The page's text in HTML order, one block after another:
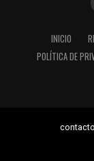
INICIO
POLÍTICA DE